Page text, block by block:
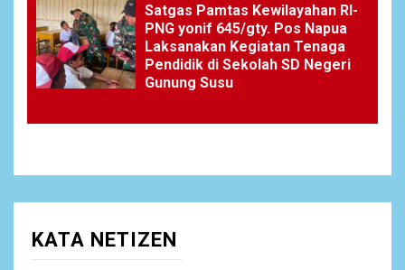
Satgas Pamtas Kewilayahan RI-
PNG yonif 645/gty. Pos Napua
Laksanakan Kegiatan Tenaga
Pendidik di Sekolah SD Negeri
Gunung Susu
KATA NETIZEN